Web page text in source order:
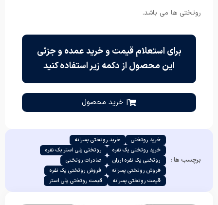
روتختی ها می باشد.
برای استعلام قیمت و خرید عمده و جزئی
این محصول از دکمه زیر استفاده کنید
| خرید محصول
برچسب ها :
خرید روتختی
خرید روتختی پسرانه
خرید روتختی یک نفره
روتختی پلی استر یک نفره
روتختی یک نفره ارزان
صادرات روتختی
فروش روتختی پسرانه
فروش روتختی یک نفره
قیمت روتختی پسرانه
قیمت روتختی پلی استر